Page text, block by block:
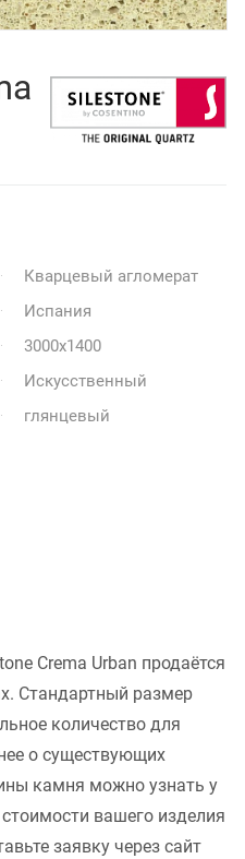
Кварцевый агломерат
Испания
3000x1400
Искусственный
глянцевый
Crema Urban продаётся
Стандартный размер
количество для
о существующих
камня можно узнать у
вашего изделия
заявку через сайт